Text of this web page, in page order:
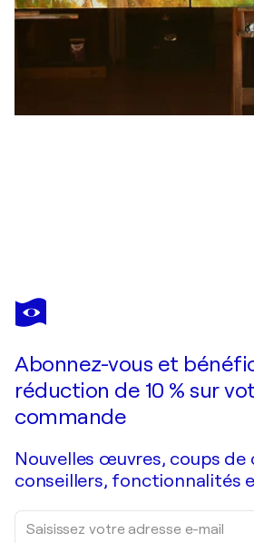
ADAM FAGLIO
Show
Abonnez-vous et
réduction de 10 % sur
commande
Nouvelles œuvres, coups
conseillers, fonctionnalités